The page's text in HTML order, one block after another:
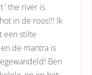
the river is
in de roos!!! Ik
een stilte
de mantra is
Ben